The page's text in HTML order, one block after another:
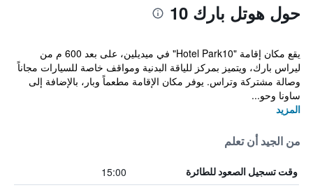
حول هوتل بارك 10
يقع مكان إقامة "Hotel Park10" في ميديلين، على بعد 600 م من
ليراس بارك، ويتميز بمركز للياقة البدنية ومواقف خاصة للسيارات مجاناً
وصالة مشتركة وتراس. يوفر مكان الإقامة مطعماً وبار، بالإضافة إلى
ساونا وحو...
المزيد
من الجيد أن تعلم
وقت تسجيل الصعود للطائرة 15:00